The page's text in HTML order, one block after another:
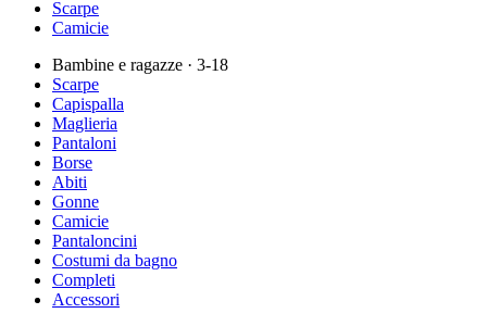
Scarpe
Camicie
Bambine e ragazze · 3-18
Scarpe
Capispalla
Maglieria
Pantaloni
Borse
Abiti
Gonne
Camicie
Pantaloncini
Costumi da bagno
Completi
Accessori